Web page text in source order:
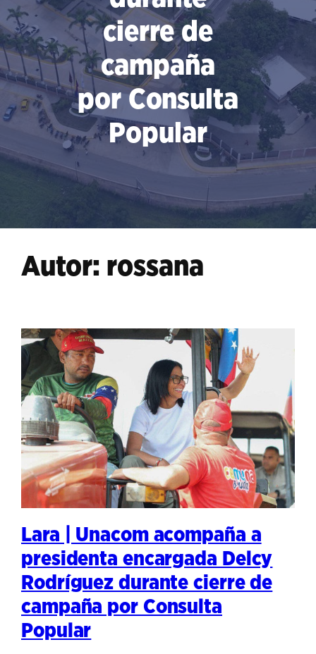
cierre de
campaña
por Consulta
Popular
Autor: rossana
Lara | Unacom acompaña a
presidenta encargada Delcy
Rodríguez durante cierre de
campaña por Consulta
Popular